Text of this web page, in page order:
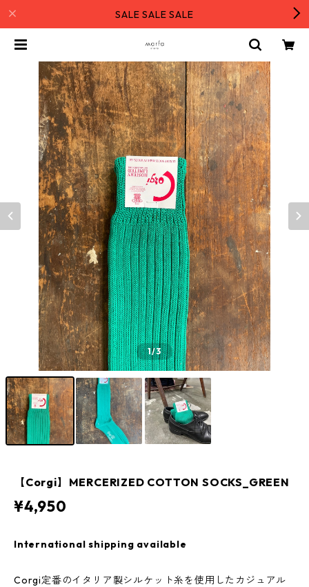
SALE SALE SALE
1/3
【Corgi】MERCERIZED COTTON SOCKS_GREEN
¥4,950
International shipping available
Corgi定番のイタリア製シルケット糸を使用したカジュアル